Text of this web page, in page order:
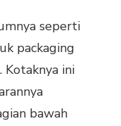
seperti
packaging
ini
bawah